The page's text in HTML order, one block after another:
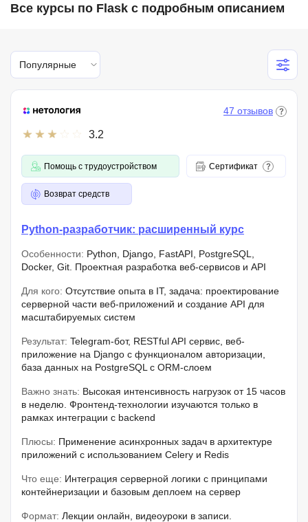
Все курсы по Flask с подробным описанием
Популярные
3.2
47 отзывов
Помощь с трудоустройством Сертификат
Возврат средств
Python-разработчик: расширенный курс
Особенности: Python, Django, FastAPI, PostgreSQL,
Docker, Git. Проектная разработка веб-сервисов и API
Для кого: Отсутствие опыта в IT, задача: проектирование
серверной части веб-приложений и создание API для
масштабируемых систем
Результат: Telegram-бот, RESTful API сервис, веб-
приложение на Django с функционалом авторизации,
база данных на PostgreSQL с ORM-слоем
Важно знать: Высокая интенсивность нагрузок от 15 часов
в неделю. Фронтенд-технологии изучаются только в
рамках интеграции с backend
Плюсы: Применение асинхронных задач в архитектуре
приложений с использованием Celery и Redis
Что еще: Интеграция серверной логики с принципами
контейнеризации и базовым деплоем на сервер
Формат: Лекции онлайн, видеоуроки в записи.